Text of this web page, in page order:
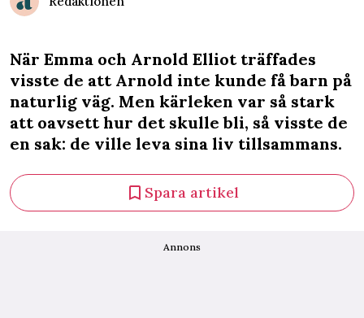
När Emma och Arnold Elliot träffades
visste de att Arnold inte kunde få barn på
naturlig väg. Men kärleken var så stark
att oavsett hur det skulle bli, så visste de
en sak: de ville leva sina liv tillsammans.
Spara artikel
Annons